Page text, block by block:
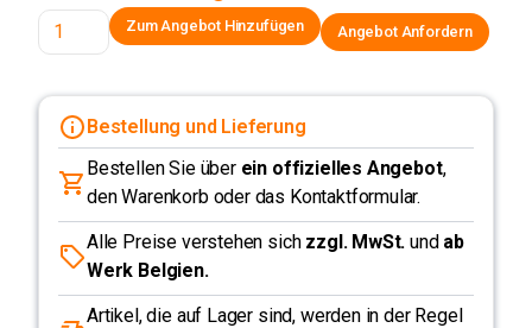
Angebot Anfordern
Bestellung und Lieferung
Bestellen Sie über ein offizielles Angebot,
den Warenkorb oder das Kontaktformular.
Alle Preise verstehen sich zzgl. MwSt. und ab
Werk Belgien.
Artikel, die auf Lager sind, werden in der Regel